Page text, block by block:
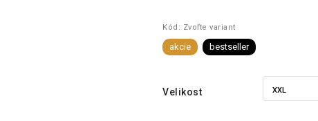
Kód: Zvoľte variant
akcie bestseller
Velikost